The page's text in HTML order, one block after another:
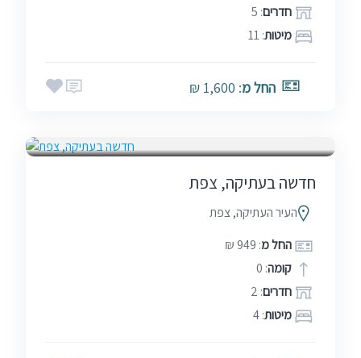
חדרים: 5
מיטות: 11
החל מ: 1,600 ₪
חדשה בעתיקה, צפת
העיר העתיקה, צפת
החל מ: 949 ₪
קומה: 0
חדרים: 2
מיטות: 4